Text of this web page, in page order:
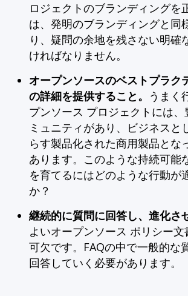
ロジェクトのブランディングを
は、発明のブランディングと同
り、疑問の余地を残さない明確
ければなりません。
オープンソースのベストプラク
の詳細を提供すること。 うまく
プンソース プロジェクトには、
ミュニティがあり、ビジネスと
らす製品化された商用製品とな
あります。このような持続可能
を育てるにはどのような行動が
か？
継続的に質問に回答し、進化さ
よいオープンソース ポリシー文
可欠です。FAQの中で一般的な
回答していく必要があります。